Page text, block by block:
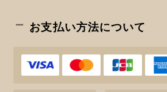
お支払い方法について